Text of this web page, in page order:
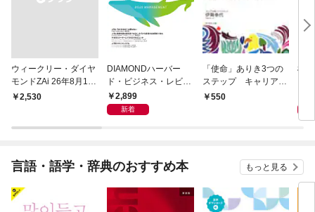
ウィークリー・ダイヤ
モンドZAi 26年8月10
日・17日合併号
￥2,530
DIAMONDハーバー
ド・ビジネス・レビュ
ー 2026年9月号 特集
「上司をマネジメント
2,899
新着
「使命」ありき3つの
ステップ キャリアの
成功とは何か
550
極
言語・語学・辞典のおすすめ本 もっと見る